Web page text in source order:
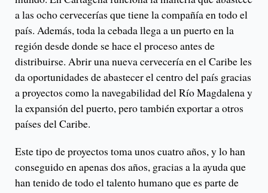
a las ocho cervecerías que tiene la compañía en todo el
país. Además, toda la cebada llega a un puerto en la
región desde donde se hace el proceso antes de
distribuirse. Abrir una nueva cervecería en el Caribe les
da oportunidades de abastecer el centro del país gracias
a proyectos como la navegabilidad del Río Magdalena y
la expansión del puerto, pero también exportar a otros
países del Caribe.
Este tipo de proyectos toma unos cuatro años, y lo han
conseguido en apenas dos años, gracias a la ayuda que
han tenido de todo el talento humano que es parte de